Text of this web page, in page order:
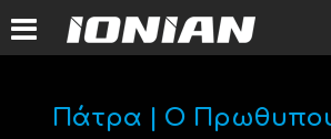
Πάτρα | O